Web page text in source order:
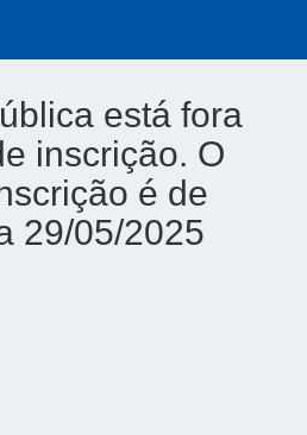
está fora
inscrição. O
é de
29/05/2025